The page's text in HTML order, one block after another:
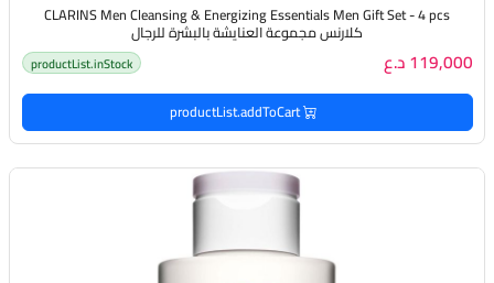
CLARINS Men Cleansing & Energizing Essentials Men Gift Set - 4 pcs
كلارنس مجموعة العنايشة بالبشرة للرجال
119,000 د.ع productList.inStock
productList.addToCart